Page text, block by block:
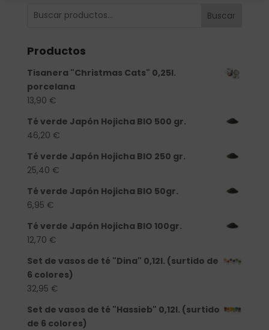
Buscar
Productos
Tisanera "Christmas Cats" 0,25l.
porcelana
13,90 €
Té verde Japón Hojicha BIO 500 gr.
46,20 €
Té verde Japón Hojicha BIO 250 gr.
25,40 €
Té verde Japón Hojicha BIO 50gr.
6,95 €
Té verde Japón Hojicha BIO 100gr.
12,70 €
Set de vasos de té "Dina" 0,12l. (surtido de
6 colores)
32,95 €
Set de vasos de té "Hassieb" 0,12l. (surtido
de 6 colores)